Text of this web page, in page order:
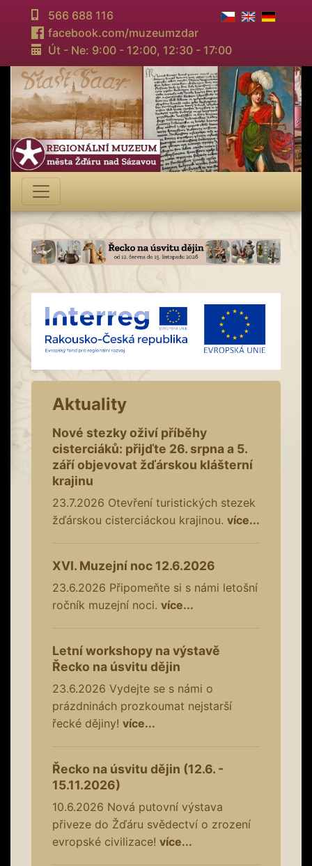
566 688 116
facebook.com/muzeumzdar
Út - Ne: 9:00 - 12:00, 12:30 - 17:00
Aktuality
Nové stezky oživí příběhy
cisterciáků: přijďte 26. srpna a 5.
září objevovat žďárskou klášterní
krajinu
23.7.2026 Otevření turistických stezek
žďárskou cisterciáckou krajinou. více...
XVI. Muzejní noc 12.6.2026
23.6.2026 Připomeňte si s námi letošní
ročník muzejní noci. více...
Letní workshopy na výstavě
Řecko na úsvitu dějin
23.6.2026 Vydejte se s námi o
prázdninách prozkoumat nejstarší
řecké dějiny! více...
Řecko na úsvitu dějin (12.6. -
15.11.2026)
10.6.2026 Nová putovní výstava
přiveze do Žďáru svědectví o zrození
evropské civilizace! více...